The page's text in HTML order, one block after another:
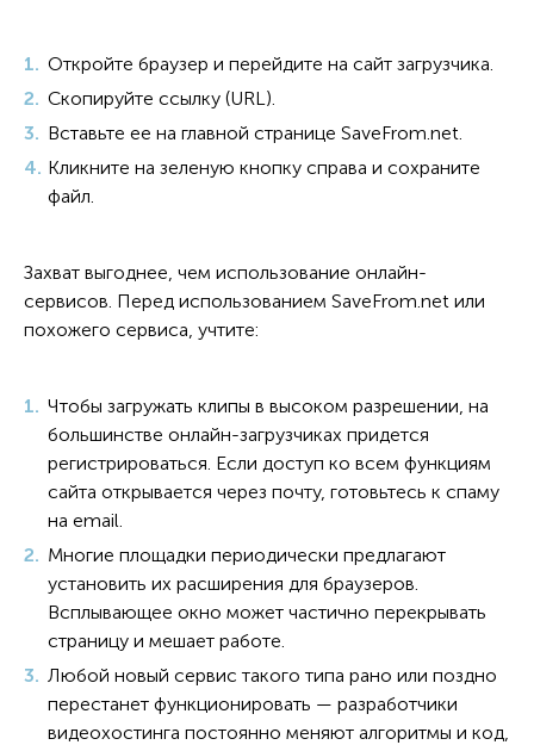
Откройте браузер и перейдите на сайт загрузчика.
Скопируйте ссылку (URL).
Вставьте ее на главной странице SaveFrom.net.
Кликните на зеленую кнопку справа и сохраните
файл.
Захват выгоднее, чем использование онлайн-
сервисов. Перед использованием SaveFrom.net или
похожего сервиса, учтите:
Чтобы загружать клипы в высоком разрешении, на
большинстве онлайн-загрузчиках придется
регистрироваться. Если доступ ко всем функциям
сайта открывается через почту, готовьтесь к спаму
на email.
Многие площадки периодически предлагают
установить их расширения для браузеров.
Всплывающее окно может частично перекрывать
страницу и мешает работе.
Любой новый сервис такого типа рано или поздно
перестанет функционировать — разработчики
видеохостинга постоянно меняют алгоритмы и код,